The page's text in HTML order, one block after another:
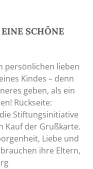
SCHÖNE
persönlichen lieben
Kindes – denn
geben, als ein
Rückseite:
Stiftungsinitiative
Kauf der Grußkarte.
Liebe und
ihre Eltern,